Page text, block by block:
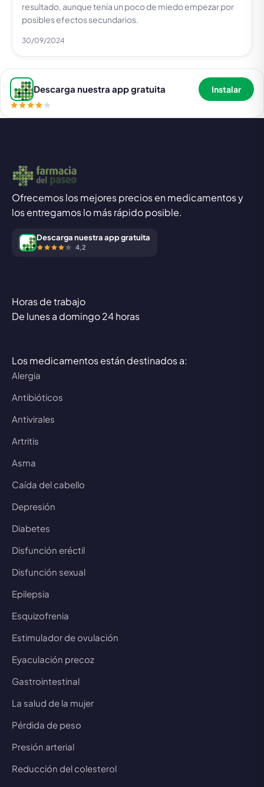
resultado, aunque tenía un poco de miedo empezar por
posibles efectos secundarios.
30/09/2024
Descarga nuestra app gratuita Instalar
Ofrecemos los mejores precios en medicamentos y
los entregamos lo más rápido posible.
Descarga nuestra app gratuita
4,2
Horas de trabajo
De lunes a domingo 24 horas
Los medicamentos están destinados a:
Alergia
Antibióticos
Antivirales
Artritis
Asma
Caída del cabello
Depresión
Diabetes
Disfunción eréctil
Disfunción sexual
Epilepsia
Esquizofrenia
Estimulador de ovulación
Eyaculación precoz
Gastrointestinal
La salud de la mujer
Pérdida de peso
Presión arterial
Reducción del colesterol